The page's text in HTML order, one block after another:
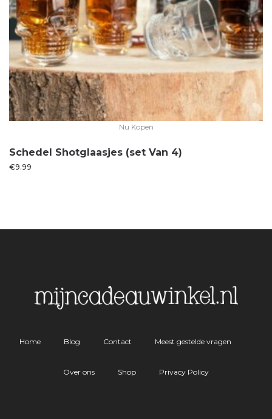
Nu Kopen
Schedel Shotglaasjes (set Van 4)
€9.99
Home Blog Contact Meest gestelde vragen
Over ons Shop Privacy Policy